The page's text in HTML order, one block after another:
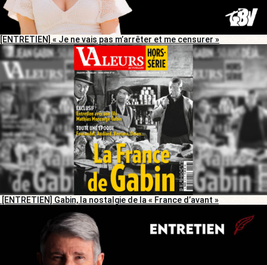
[ENTRETIEN] « Je ne vais pas m’arrêter et me censurer »
[ENTRETIEN] Gabin, la nostalgie de la « France d’avant »